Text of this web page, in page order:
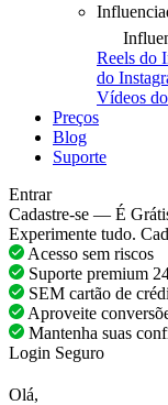
Reels do
do
Vídeos
Preços
Blog
Suporte
Entrar
Cadastre-se — É
Experimente tudo.
Acesso sem riscos
Suporte premium
SEM cartão de
Aproveite
Mantenha suas
Login Seguro
Olá,